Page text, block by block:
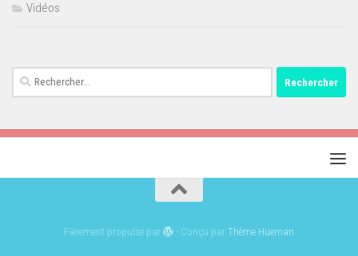
Vidéos
Rechercher :
Fièrement propulsé par - Conçu parThème Hueman